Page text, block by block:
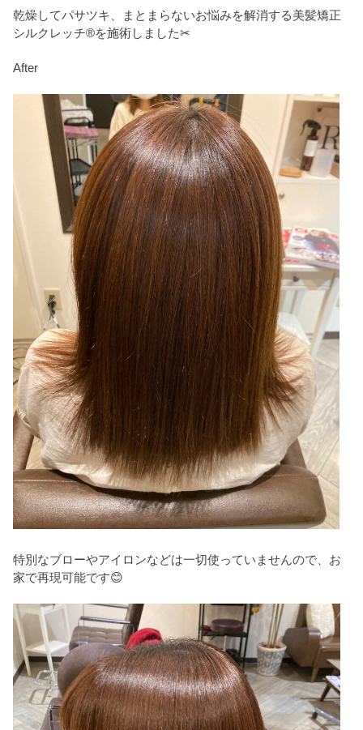
乾燥してパサツキ、まとまらないお悩みを解消する美髪矯正
シルクレッチ®を施術しました✂
After
特別なブローやアイロンなどは一切使っていませんので、お
家で再現可能です😊